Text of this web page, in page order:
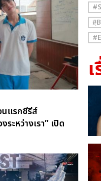
แรกซีรีส์
ะหว่างเรา” เปิด
#ฺ